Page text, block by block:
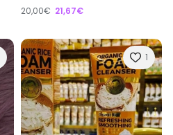
20,00€ 21,67€
1